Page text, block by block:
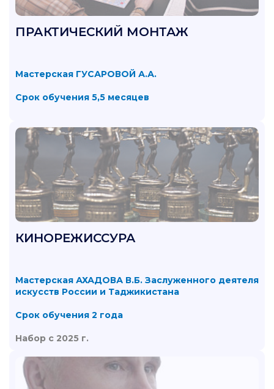
ПРАКТИЧЕСКИЙ МОНТАЖ
Мастерская ГУСАРОВОЙ А.А.
Срок обучения 5,5 месяцев
КИНОРЕЖИССУРА
Мастерская АХАДОВА В.Б. Заслуженного деятеля
искусств России и Таджикистана
Срок обучения 2 года
Набор c 2025 г.